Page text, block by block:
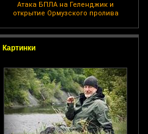
Атака БПЛА на Геленджик и
открытие Ормузского пролива
Картинки